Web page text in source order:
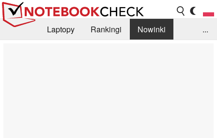
Laptopy Rankingi
Nowinki
...